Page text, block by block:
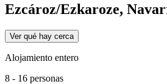
Ezcároz/Ezkaroze,
Ver qué hay cerca
Alojamiento entero
8 - 16 personas